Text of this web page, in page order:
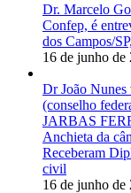
Dr. Marcelo
Confep, é
dos Campos/
16 de junho de
Dr João
(conselho
JARBAS
Anchieta da
Receberam
civil
16 de junho de